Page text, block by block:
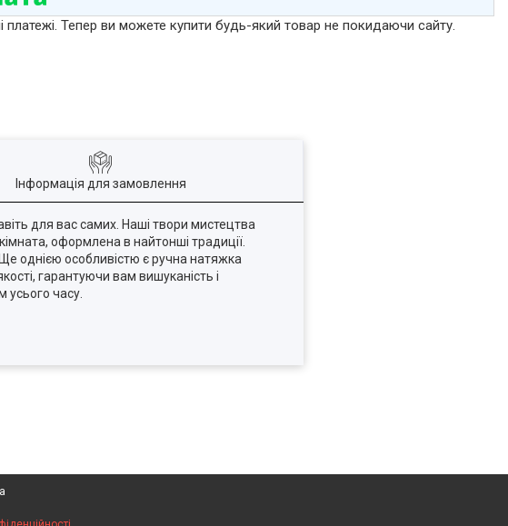
платежі. Тепер ви можете купити будь-який товар не покидаючи сайту.
Інформація для замовлення
для вас самих. Наші твори мистецтва
оформлена в найтонші традиції.
однією особливістю є ручна натяжка
гарантуючи вам вишуканість і
усього часу.